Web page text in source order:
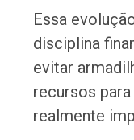
Essa
disciplina
evitar
recursos
realmente